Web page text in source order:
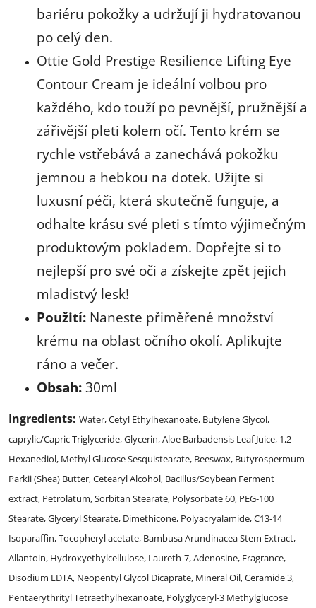
bariéru pokožky a udržují ji hydratovanou
po celý den.
Ottie Gold Prestige Resilience Lifting Eye
Contour Cream je ideální volbou pro
každého, kdo touží po pevnější, pružnější a
zářivější pleti kolem očí. Tento krém se
rychle vstřebává a zanechává pokožku
jemnou a hebkou na dotek. Užijte si
luxusní péči, která skutečně funguje, a
odhalte krásu své pleti s tímto výjimečným
produktovým pokladem. Dopřejte si to
nejlepší pro své oči a získejte zpět jejich
mladistvý lesk!
Použití: Naneste přiměřené množství
krému na oblast očního okolí. Aplikujte
ráno a večer.
Obsah: 30ml
Ingredients: Water, Cetyl Ethylhexanoate, Butylene Glycol,
caprylic/Capric Triglyceride, Glycerin, Aloe Barbadensis Leaf Juice, 1,2-
Hexanediol, Methyl Glucose Sesquistearate, Beeswax, Butyrospermum
Parkii (Shea) Butter, Cetearyl Alcohol, Bacillus/Soybean Ferment
extract, Petrolatum, Sorbitan Stearate, Polysorbate 60, PEG-100
Stearate, Glyceryl Stearate, Dimethicone, Polyacryalamide, C13-14
Isoparaffin, Tocopheryl acetate, Bambusa Arundinacea Stem Extract,
Allantoin, Hydroxyethylcellulose, Laureth-7, Adenosine, Fragrance,
Disodium EDTA, Neopentyl Glycol Dicaprate, Mineral Oil, Ceramide 3,
Pentaerythrityl Tetraethylhexanoate, Polyglyceryl-3 Methylglucose